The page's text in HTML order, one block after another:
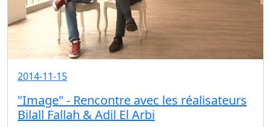
2014-11-15
"Image" - Rencontre avec les réalisateurs
Bilall Fallah & Adil El Arbi